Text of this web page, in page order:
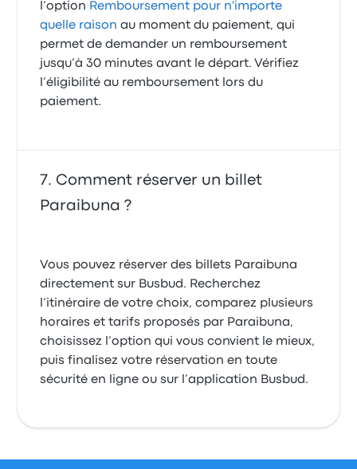
l’option Remboursement pour n'importe
quelle raison au moment du paiement, qui
permet de demander un remboursement
jusqu’à 30 minutes avant le départ. Vérifiez
l’éligibilité au remboursement lors du
paiement.
Comment réserver un billet
Paraibuna ?
Vous pouvez réserver des billets Paraibuna
directement sur Busbud. Recherchez
l’itinéraire de votre choix, comparez plusieurs
horaires et tarifs proposés par Paraibuna,
choisissez l’option qui vous convient le mieux,
puis finalisez votre réservation en toute
sécurité en ligne ou sur l’application Busbud.